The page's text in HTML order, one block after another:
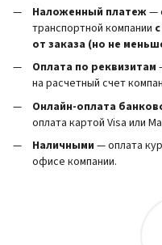
Наложенный платеж—
транспортной компании
от заказа (но не
Оплата по реквизитам
на расчетный счет
Онлайн-оплата
оплата картой Visa или
Наличными — оплата
офисе компании.